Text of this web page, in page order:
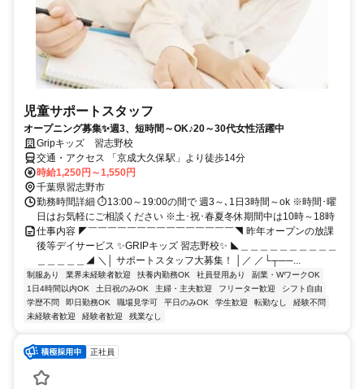
児童サポートスタッフ
オープニング募集✨週3、短時間～OK♪20～30代女性活躍中
Gripキッズ 習志野校
交通・アクセス 「京成大久保駅」より徒歩14分
時給1,250円～1,550円
千葉県習志野市
勤務時間詳細 ⏱13:00～19:00の間で 週3～､1日3時間～ok ※時間･曜
日はお気軽にご相談ください ※土･祝･春夏冬休期間中は10時～18時
仕事内容 ◤￣￣￣￣￣￣￣￣￣￣￣￣￣￣￣◥ 昨年オープンの放課
後等デイサービス ✨GRIPキッズ 習志野校✨ ◣＿＿＿＿＿＿＿＿＿＿
＿＿＿＿＿◢ ＼│ サポートスタッフ大募集！ │／ ／└┬──...
制服あり 業界未経験者歓迎 扶養内勤務OK 社員登用あり
副業・WワークOK
1日4時間以内OK
土日祝のみOK 主婦・主夫歓迎 フリーター歓迎
シフト自由
学歴不問
即日勤務OK 職場見学可 平日のみOK 学生歓迎 転勤なし
経験不問
未経験者歓迎
経験者歓迎 残業なし
正社員